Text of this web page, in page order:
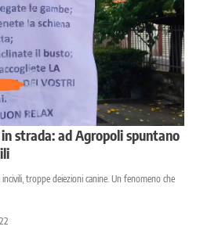
strada: ad Agropoli spuntano
troppe deiezioni canine. Un fenomeno che